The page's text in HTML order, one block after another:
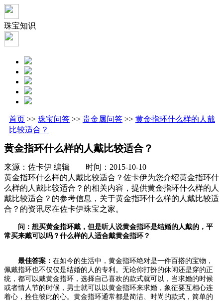
珠宝知识
首页 >> 珠宝问答 >> 贵金属问答 >> 黄金指环什么样的人戴
比较适合？
黄金指环什么样的人戴比较适合？
来源：佐卡伊 编辑 时间：2015-10-10
黄金指环什么样的人戴比较适合？佐卡伊为您介绍黄金指环什
么样的人戴比较适合？的相关内容，提供黄金指环什么样的人
戴比较适合？的参考信息，关于黄金指环什么样的人戴比较适
合？的资讯尽在佐卡伊珠宝之家。
问：想买黄金指环戴，但是听人说黄金指环是结婚的人戴的，平
常买来戴可以吗？什么样的人适合戴黄金指环？
最佳答案： 在如今的生活中，黄金指环绝对是一件百搭的宝物，
佩戴指环也不仅仅是结婚的人的专利。无论你打扮的休闲还是穿的正
统，都可以戴黄金指环，选择自己喜欢的款式就可以，当求婚的时候
或者情人节的时候，男士就可以以黄金指环来求婚，象征要互相心连
着心，拴住彼此的心。黄金指环通常都是简洁、时尚的款式，简单的